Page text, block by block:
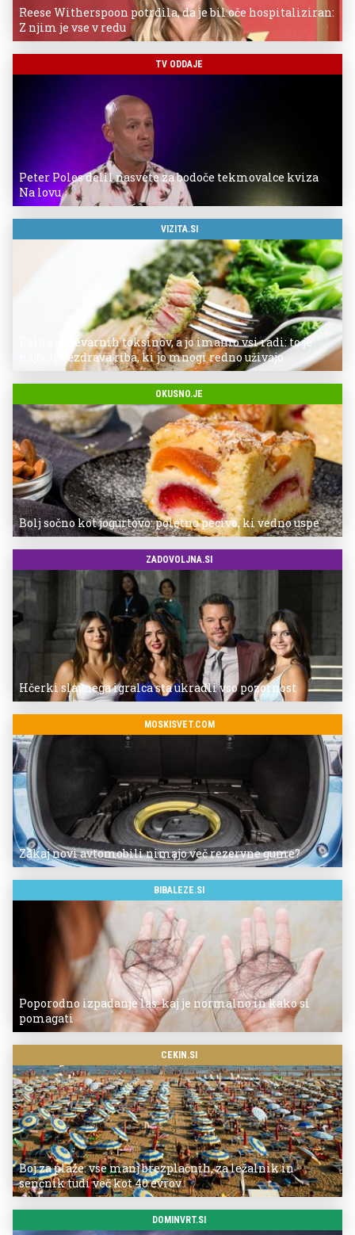
Reese Witherspoon potrdila, da je bil oče hospitaliziran:
Z njim je vse v redu
TV ODDAJE
Peter Poles delil nasvete za bodoče tekmovalce kviza
Na lovu
VIZITA.SI
Polna je nevarnih toksinov, a jo imamo vsi radi: to je
najbolj nezdrava riba, ki jo mnogi redno uživajo
OKUSNO.JE
Bolj sočno kot jogurtovo: poletno pecivo, ki vedno uspe
ZADOVOLJNA.SI
Hčerki slavnega igralca sta ukradli vso pozornost
MOSKISVET.COM
Zakaj novi avtomobili nimajo več rezervne gume?
BIBALEZE.SI
Poporodno izpadanje las: kaj je normalno in kako si
pomagati
CEKIN.SI
Boj za plaže: vse manj brezplačnih, za ležalnik in
senčnik tudi več kot 40 evrov
DOMINVRT.SI